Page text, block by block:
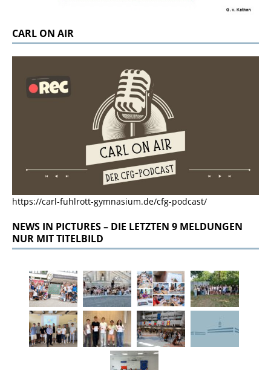
CARL ON AIR
https://carl-fuhlrott-gymnasium.de/cfg-podcast/
NEWS IN PICTURES – DIE LETZTEN 9 MELDUNGEN
NUR MIT TITELBILD